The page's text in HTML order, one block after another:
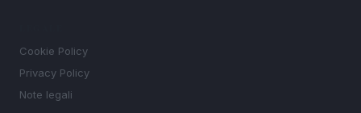
Cookie Policy
Privacy Policy
Note legali